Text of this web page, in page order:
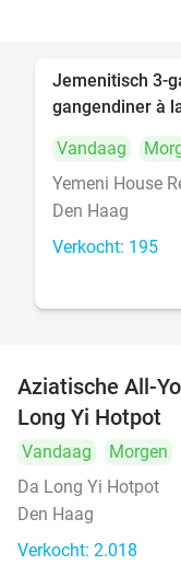
Jemenitisch 3-
gangendiner à
Vandaag
Yemeni House
Den Haag
Verkocht: 195
Aziatische All-
Long Yi Hotpot
Vandaag Morgen
Da Long Yi Hotpot
Den Haag
Verkocht: 2.018